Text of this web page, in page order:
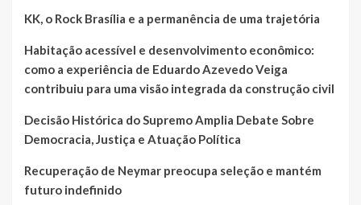
KK, o Rock Brasília e a permanência de uma trajetória
Habitação acessível e desenvolvimento econômico:
como a experiência de Eduardo Azevedo Veiga
contribuiu para uma visão integrada da construção civil
Decisão Histórica do Supremo Amplia Debate Sobre
Democracia, Justiça e Atuação Política
Recuperação de Neymar preocupa seleção e mantém
futuro indefinido